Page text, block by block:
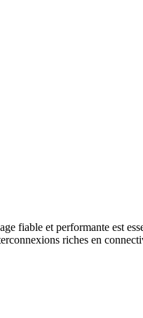
fiable et performante est
riches en